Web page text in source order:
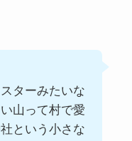
ターみたいな
山って村で愛
という小さな